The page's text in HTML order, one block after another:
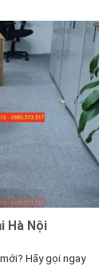
Hà Nội
Hãy gọi ngay